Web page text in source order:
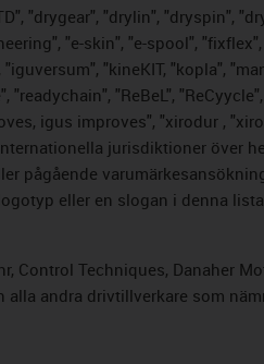
"drygear", "drylin", "dryspin",
"e-skin", "e-spool",
"kineKIT, "kopla",
"ReBeL",
igus improves", "xirodur ,
jurisdiktioner över
pågående
eller en slogan i denna
Techniques, Danaher
alla andra drivtillverkare som